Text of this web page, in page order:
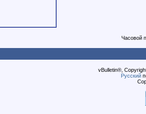
Часовой
vBulletin®,
Русский